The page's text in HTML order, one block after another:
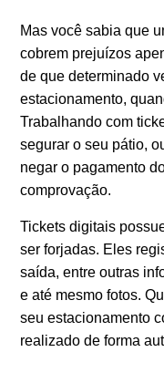
Mas você sabia que
cobrem prejuízos
de que determinado
estacionamento,
Trabalhando com
segurar o seu pátio,
negar o pagamento
comprovação.
Tickets digitais
ser forjadas. Eles
saída, entre outras
e até mesmo fotos.
seu estacionamento
realizado de forma